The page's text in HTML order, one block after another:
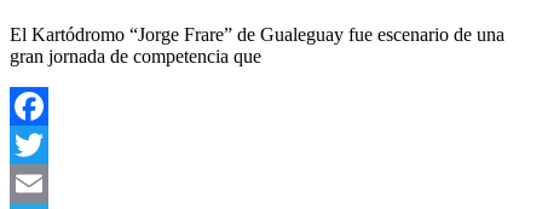
El Kartódromo “Jorge Frare” de Gualeguay fue escenario de una
gran jornada de competencia que
Facebook
Twitter